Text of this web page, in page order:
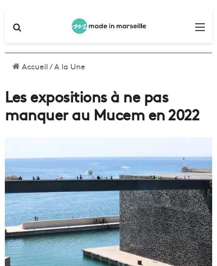
Accueil/A la Une
Les expositions à ne pas
manquer au Mucem en 2022